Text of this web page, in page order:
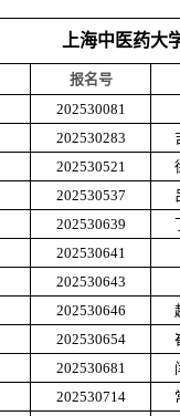
上海中医药大
报名号
202530081
202530283
202530521
202530537
202530639
202530641
202530643
202530646
202530654
202530681
202530714